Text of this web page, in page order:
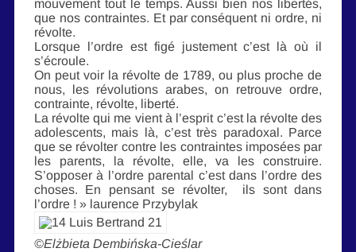
mouvement tout le temps. Aussi bien nos libertés,
que nos contraintes. Et par conséquent ni ordre, ni
révolte.
Lorsque l’ordre est figé justement c’est là où il
s’écroule.
On peut voir la révolte de 1789, ou plus proche de
nous, les révolutions arabes, on retrouve ordre,
contrainte, révolte, liberté.
La révolte qui me vient à l’esprit c’est la révolte des
adolescents, mais là, c’est très paradoxal. Parce
que se révolter contre les contraintes imposées par
les parents, la révolte, elle, va les construire.
S’opposer à l’ordre parental c’est dans l’ordre des
choses. En pensant se révolter, ils sont dans
l’ordre ! » laurence Przybylak
©Elżbieta Dembińska-Cieślar